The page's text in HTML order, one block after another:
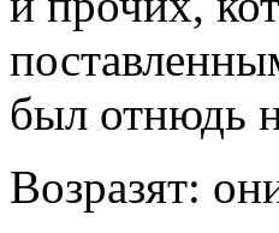
был отнюдь
Возразят: